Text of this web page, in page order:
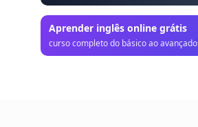
Aprender inglês online grátis
curso completo do básico ao avançado